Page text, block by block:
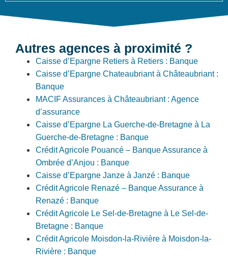
Autres agences à proximité ?
Caisse d’Epargne Retiers à Retiers : Banque
Caisse d’Epargne Chateaubriant à Châteaubriant :
Banque
MACIF Assurances à Châteaubriant : Agence
d’assurance
Caisse d’Epargne La Guerche-de-Bretagne à La
Guerche-de-Bretagne : Banque
Crédit Agricole Pouancé – Banque Assurance à
Ombrée d’Anjou : Banque
Caisse d’Epargne Janze à Janzé : Banque
Crédit Agricole Renazé – Banque Assurance à
Renazé : Banque
Crédit Agricole Le Sel-de-Bretagne à Le Sel-de-
Bretagne : Banque
Crédit Agricole Moisdon-la-Rivière à Moisdon-la-
Rivière : Banque